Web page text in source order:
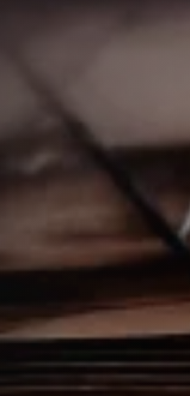
kan være
vej til
partnere,
hjælp i
85 46